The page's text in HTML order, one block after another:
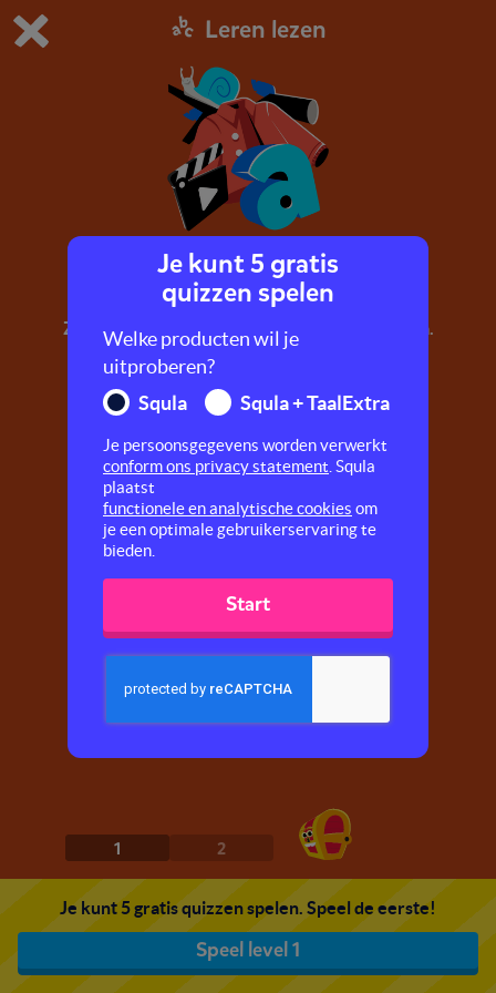
Dit is de gratis demo van Squla.
Bestel nu
0 1
Leren lezen
a
Zing mee met Sas het eendje en leer de letter a.
1 2
Je kunt 5 gratis quizzen spelen. Speel de eerste!
Speel level 1
Je kunt 5 gratis
quizzen spelen
Welke producten wil je
uitproberen?
Squla
Squla + TaalExtra
Je persoonsgegevens worden verwerkt
conform ons privacy statement . Squla
plaatst
functionele en analytische cookies om
je een optimale gebruikerservaring te
bieden.
Start